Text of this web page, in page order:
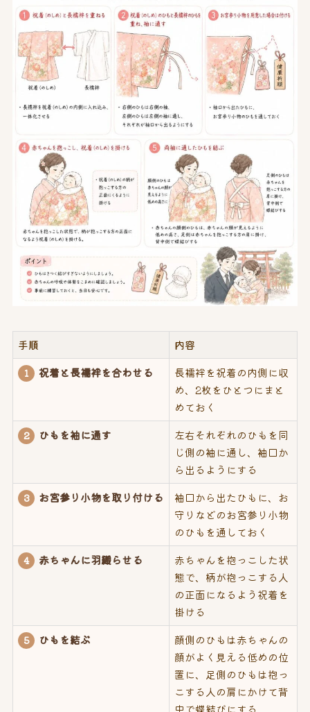
手順 内容
1 祝着と長襦袢を合わせる
長襦袢を祝着の内側に収
め、2枚をひとつにまと
めておく
2 ひもを袖に通す
左右それぞれのひもを同
じ側の袖に通し、袖口か
ら出るようにする
3 お宮参り小物を取り付ける
袖口から出たひもに、お
守りなどのお宮参り小物
のひもを通しておく
4 赤ちゃんに羽織らせる
赤ちゃんを抱っこした状
態で、柄が抱っこする人
の正面になるよう祝着を
掛ける
5 ひもを結ぶ
顔側のひもは赤ちゃんの
顔がよく見える低めの位
置に、足側のひもは抱っ
こする人の肩にかけて背
中で蝶結びにする